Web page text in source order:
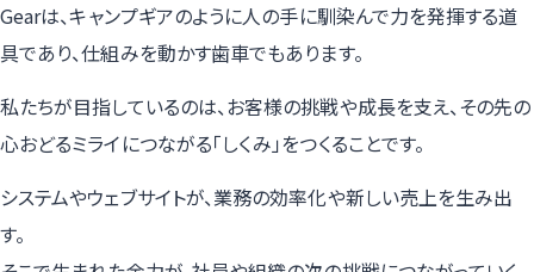
Gearは、キャンプギアのように人の手に馴染んで力を発揮する道
具であり、仕組みを動かす歯車でもあります。
私たちが目指しているのは、お客様の挑戦や成長を支え、その先の
心おどるミライにつながる「しくみ」をつくることです。
システムやウェブサイトが、業務の効率化や新しい売上を生み出
す。